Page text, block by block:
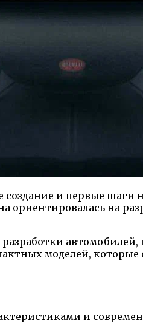
и первые шаги
ориентировалась на
моделей, которые
и